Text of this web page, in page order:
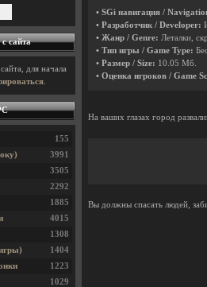
• SGi навигация /
• Разработчик / Developer:
• Жанр / Genre: Леталки,
• Тип игры / Game Type:
• Размер / Size: 10.05 Мб.
• Оценка игроков / Game
На ваших глазах город
Вы должны спасать людей,
сайта
для начала
155
3991
3505
2292
1885
4015
1308
1404
1223
1029